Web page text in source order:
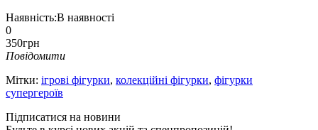
Наявність:В наявності
0
350грн
Повідомити
Мітки: ігрові фігурки, колекційні фігурки, фігурки
супергероїв
Підписатися на новини